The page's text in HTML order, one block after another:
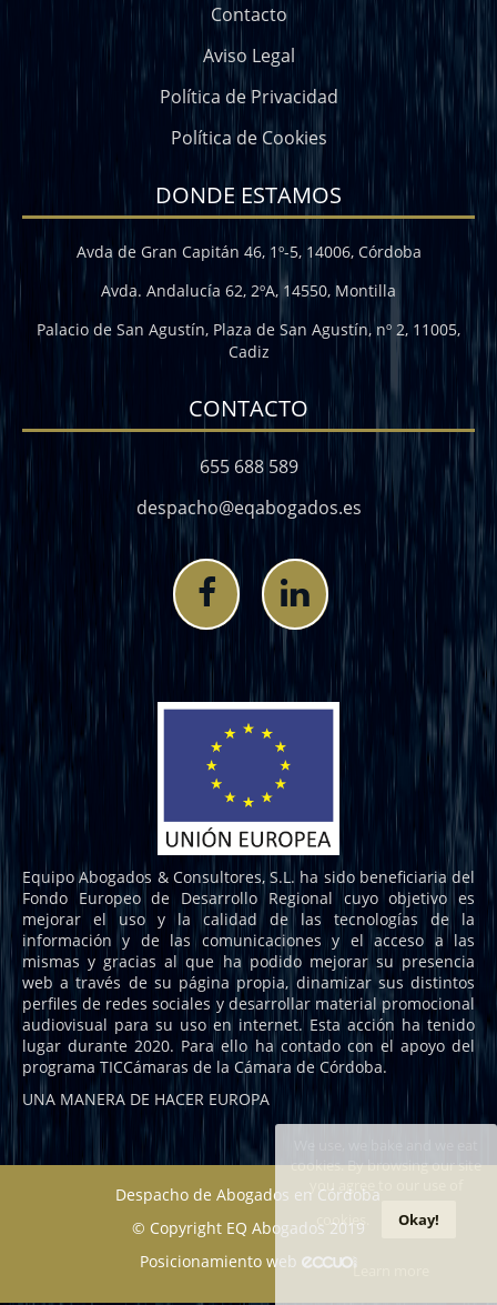
cookies. By browsing our site
you agree to our use of
cookies.
Okay!
Learn more
Contacto
Aviso Legal
Política de Privacidad
Política de Cookies
DONDE ESTAMOS
Avda de Gran Capitán 46, 1º-5, 14006, Córdoba
Avda. Andalucía 62, 2ºA, 14550, Montilla
Palacio de San Agustín, Plaza de San Agustín, nº 2, 11005,
Cadiz
CONTACTO
655 688 589
despacho@eqabogados.es
Equipo Abogados & Consultores, S.L. ha sido beneficiaria del
Fondo Europeo de Desarrollo Regional cuyo objetivo es
mejorar el uso y la calidad de las tecnologías de la
información y de las comunicaciones y el acceso a las
mismas y gracias al que ha podido mejorar su presencia
web a través de su página propia, dinamizar sus distintos
perfiles de redes sociales y desarrollar material promocional
audiovisual para su uso en internet. Esta acción ha tenido
lugar durante 2020. Para ello ha contado con el apoyo del
programa TICCámaras de la Cámara de Córdoba.
UNA MANERA DE HACER EUROPA
Despacho de Abogados en Córdoba
© Copyright EQ Abogados 2019
Posicionamiento web